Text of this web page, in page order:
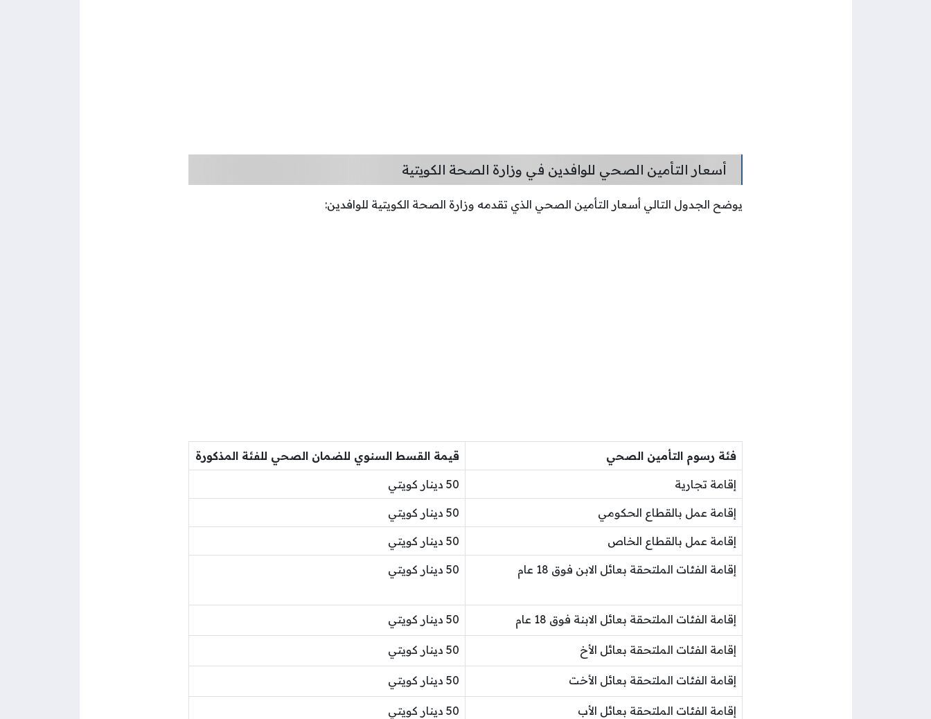
أسعار التأمين الصحي للوافدين في وزارة الصحة الكويتية
يوضح الجدول التالي أسعار التأمين الصحي الذي تقدمه وزارة الصحة الكويتية للوافدين:
فئة رسوم التأمين الصحي قيمة القسط السنوي للضمان الصحي للفئة المذكورة
إقامة تجارية 50 دينار كويتي
إقامة عمل بالقطاع الحكومي 50 دينار كويتي
إقامة عمل بالقطاع الخاص 50 دينار كويتي
إقامة الفئات الملتحقة بعائل الابن فوق 18 عام 50 دينار كويتي
إقامة الفئات الملتحقة بعائل الابنة فوق 18 عام 50 دينار كويتي
إقامة الفئات الملتحقة بعائل الأخ 50 دينار كويتي
إقامة الفئات الملتحقة بعائل الأخت 50 دينار كويتي
إقامة الفئات الملتحقة بعائل الأب 50 دينار كويتي